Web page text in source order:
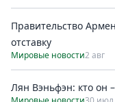
Правительство
отставку
Мировые новости2 авг
Лян Вэньфэн: кто он